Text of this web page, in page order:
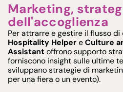
Marketing,
dell'accoglienza
Per attrarre e gestire il flusso
Hospitality HelpereCulture
Assistantoffrono supporto
forniscono insight sulle ultime
sviluppano strategie di
per una fiera o un evento).